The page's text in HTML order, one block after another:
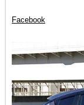
Facebook